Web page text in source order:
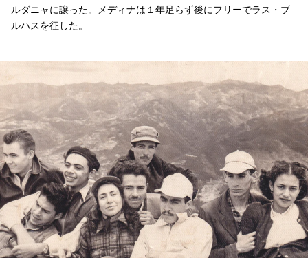
ルダニャに譲った。メディナは１年足らず後にフリーでラス・ブ
ルハスを征した。